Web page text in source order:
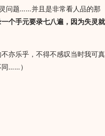
问题……并且是非常看人品的那
个手元要录七八遍，因为失灵就
亦乐乎，不得不感叹当时我可真
……）